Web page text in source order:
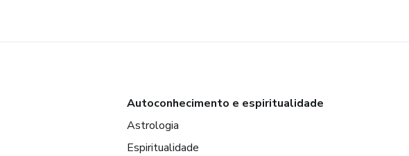
Autoconhecimento e espiritualidade
Astrologia
Espiritualidade